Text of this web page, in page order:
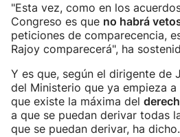
"Esta vez, como en los
Congreso es que no habrá
peticiones de comparecencia,
Rajoy comparecerá", ha
Y es que, según el dirigente de
del Ministerio que ya empieza
que existe la máxima del
a que se puedan derivar todas
que se puedan derivar, ha dicho.